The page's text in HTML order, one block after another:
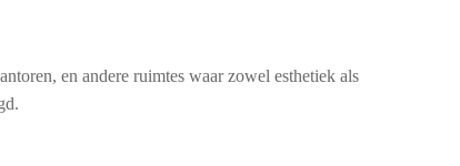
en andere ruimtes waar zowel esthetiek als